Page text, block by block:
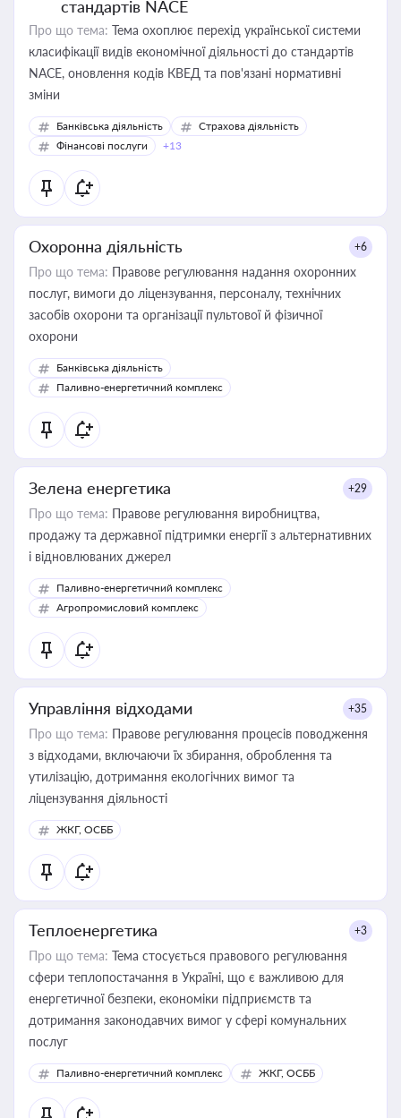
стандартів NACE
Про що тема: Тема охоплює перехід української системи
класифікації видів економічної діяльності до стандартів
NACE, оновлення кодів КВЕД та пов'язані нормативні
зміни
Банківська діяльність
Страхова діяльність
Фінансові послуги
+13
Охоронна діяльність +6
Про що тема: Правове регулювання надання охоронних
послуг, вимоги до ліцензування, персоналу, технічних
засобів охорони та організації пультової й фізичної
охорони
Банківська діяльність
Паливно-енергетичний комплекс
Зелена енергетика +29
Про що тема: Правове регулювання виробництва,
продажу та державної підтримки енергії з альтернативних
і відновлюваних джерел
Паливно-енергетичний комплекс
Агропромисловий комплекс
Управління відходами +35
Про що тема: Правове регулювання процесів поводження
з відходами, включаючи їх збирання, оброблення та
утилізацію, дотримання екологічних вимог та
ліцензування діяльності
ЖКГ, ОСББ
Теплоенергетика +3
Про що тема: Тема стосується правового регулювання
сфери теплопостачання в Україні, що є важливою для
енергетичної безпеки, економіки підприємств та
дотримання законодавчих вимог у сфері комунальних
послуг
Паливно-енергетичний комплекс ЖКГ, ОСББ